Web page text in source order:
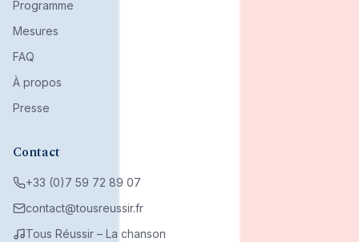
Programme
Mesures
FAQ
À propos
Presse
Contact
+33 (0)7 59 72 89 07
contact@tousreussir.fr
Tous Réussir – La chanson